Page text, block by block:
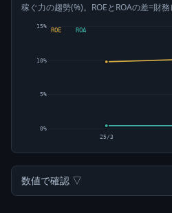
稼ぐ力の趨勢(%)。ROEとROAの差=財
0%
5%
10%
15%
ROE ROA
25/3
数値で確認 ▽